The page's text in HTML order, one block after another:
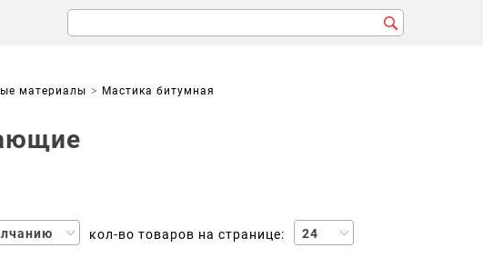
материалы
Мастика битумная
кол-во товаров на странице: 24